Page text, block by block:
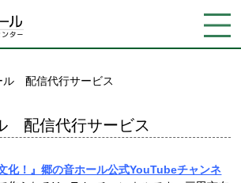
ル 配信代行サービス
配信代行サービス
化！』郷の音ホール公式YouTubeチャンネ